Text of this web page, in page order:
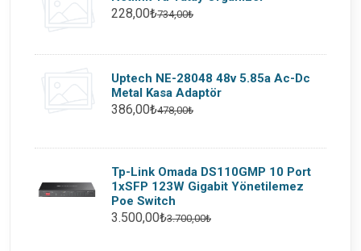
228,00₺734,00₺
Uptech NE-28048 48v 5.85a Ac-Dc
Metal Kasa Adaptör
386,00₺478,00₺
Tp-Link Omada DS110GMP 10 Port
1xSFP 123W Gigabit Yönetilemez
Poe Switch
3.500,00₺3.700,00₺